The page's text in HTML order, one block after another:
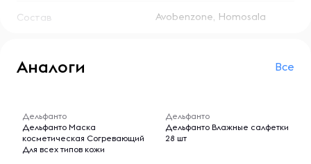
Состав Avobenzone, Homosala
Аналоги Все
Дельфанто
Дельфанто Маска
косметическая Согревающий
Для всех типов кожи
Дельфанто
Дельфанто Влажные салфетки
28 шт